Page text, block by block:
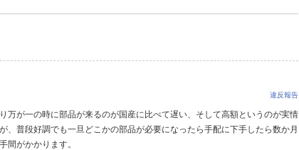
違反報告
万が一の時に部品が来るのが国産に比べて遅い、そして高額というのが実情
、普段好調でも一旦どこかの部品が必要になったら手配に下手したら数か月
間がかかります。